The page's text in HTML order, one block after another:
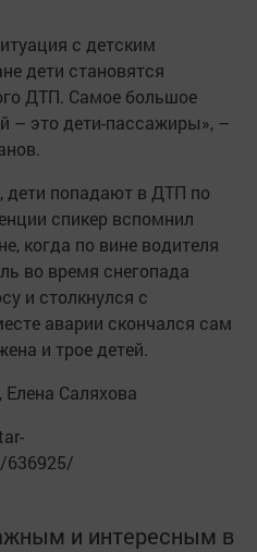
с детским
дети становятся
ДТП. Самое большое
– это дети-пассажиры», –
дети попадают в ДТП по
спикер вспомнил
когда по вине водителя
во время снегопада
и столкнулся с
аварии скончался сам
и трое детей.
Елена Саляхова
636925/
и интересным в